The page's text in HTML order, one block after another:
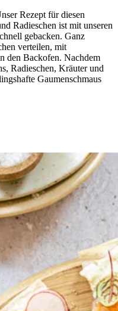
Rezept für diesen
Radieschen ist mit unseren
gebacken. Ganz
verteilen, mit
den Backofen. Nachdem
Radieschen, Kräuter und
Gaumenschmaus